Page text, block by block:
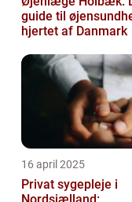
guide til
hjertet af Danmark
16 april 2025
Privat sygepleje i